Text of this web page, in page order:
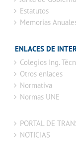
Estatutos
Memorias
ENLACES DE
Colegios Ing.
Otros enlaces
Normativa
Normas UNE
PORTAL DE
NOTICIAS